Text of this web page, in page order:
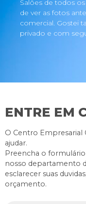
Salões de todos
de ver as fotos
comercial. Gostei
privado e com
ENTRE EM
O Centro Empresarial
ajudar.
Preencha o
nosso departamento
esclarecer suas
orçamento.